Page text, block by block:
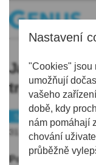
Nastavení
"Cookies" jsou
umožňují
vašeho
době, kdy
nám pomáhají
chování
průběžně
Jablonecký
trpěliví a
Fotbal
Sport
31.07.2019 | 20:00
Podle trenéra